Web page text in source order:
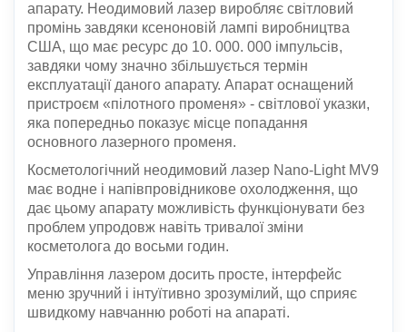
апарату. Неодимовий лазер виробляє світловий
промінь завдяки ксеноновій лампі виробництва
США, що має ресурс до 10. 000. 000 імпульсів,
завдяки чому значно збільшується термін
експлуатації даного апарату. Апарат оснащений
пристроєм «пілотного променя» - світлової указки,
яка попередньо показує місце попадання
основного лазерного променя.
Косметологічний неодимовий лазер Nano-Light MV9
має водне і напівпровідникове охолодження, що
дає цьому апарату можливість функціонувати без
проблем упродовж навіть тривалої зміни
косметолога до восьми годин.
Управління лазером досить просте, інтерфейс
меню зручний і інтуїтивно зрозумілий, що сприяє
швидкому навчанню роботі на апараті.